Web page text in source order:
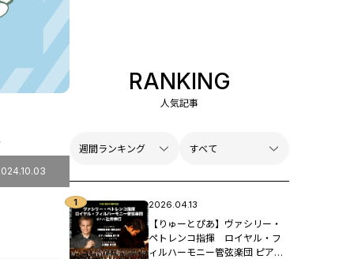
RANKING
人気記事
2026.04.13
【りゅーとぴあ】ヴァシリー・
ペトレンコ指揮 ロイヤル・フ
ィルハーモニー管弦楽団 ピア